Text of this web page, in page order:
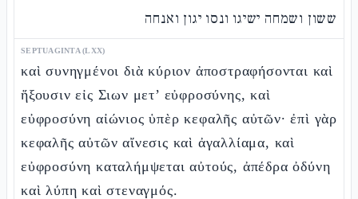
ששון ושמחה ישיגו ונסו יגון ואנחה
SEPTUAGINTA (LXX)
καὶ συνηγμένοι διὰ κύριον ἀποστραφήσονται καὶ
ἥξουσιν εἰς Σιων μετ’ εὐφροσύνης, καὶ
εὐφροσύνη αἰώνιος ὑπὲρ κεφαλῆς αὐτῶν· ἐπὶ γὰρ
κεφαλῆς αὐτῶν αἴνεσις καὶ ἀγαλλίαμα, καὶ
εὐφροσύνη καταλήμψεται αὐτούς, ἀπέδρα ὀδύνη
καὶ λύπη καὶ στεναγμός.